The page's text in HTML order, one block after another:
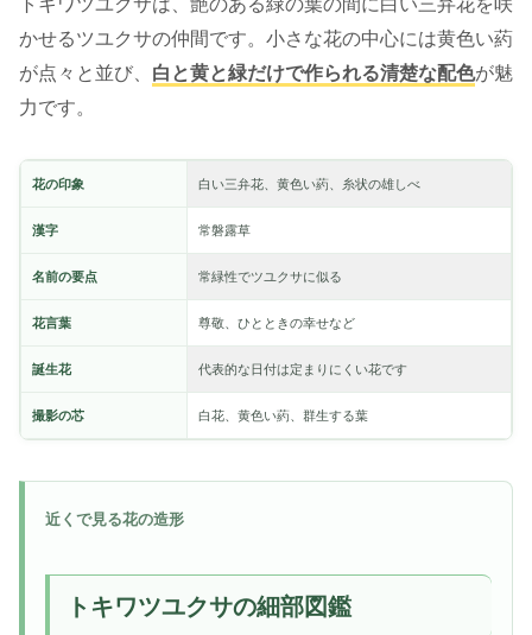
トキワツユクサは、艶のある緑の葉の間に白い三弁花を咲
かせるツユクサの仲間です。小さな花の中心には黄色い葯
が点々と並び、 白と黄と緑だけで作られる清楚な配色が魅
力です。
花の印象 白い三弁花、黄色い葯、糸状の雄しべ
漢字 常磐露草
名前の要点 常緑性でツユクサに似る
花言葉 尊敬、ひとときの幸せなど
誕生花 代表的な日付は定まりにくい花です
撮影の芯 白花、黄色い葯、群生する葉
近くで見る花の造形
トキワツユクサの細部図鑑